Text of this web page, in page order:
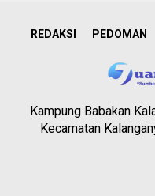
REDAKSI PEDOMAN
Kampung Babakan
Kecamatan